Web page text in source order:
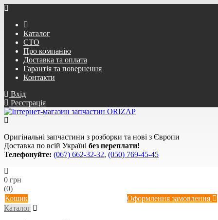
Каталог
СТО
Про компанію
Доставка та оплата
Гарантія та повернення
Контакти
Вхід
Реєстрація
Оригінальні запчастини з розборки та нові з Європи
Доставка по всій Україні без переплати!
Телефонуйте: (067) 662-32-32, (050) 769-45-45
0 грн
(0)
Кошик
Оформлення замовлення
Каталог